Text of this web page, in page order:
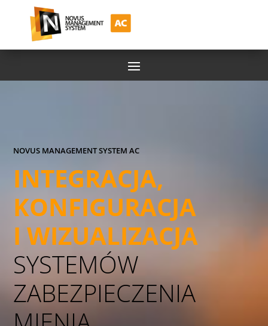
NOVUS MANAGEMENT SYSTEM AC
INTEGRACJA,
KONFIGURACJA
I WIZUALIZACJA
SYSTEMÓW
ZABEZPIECZENIA